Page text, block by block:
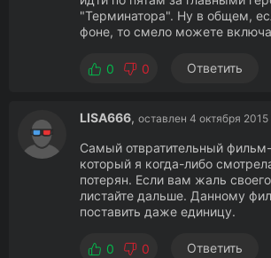
"Терминатора". Ну в общем,
фоне, то смело можете
0 0 Ответить
LISA666, оставлен 4 октября 2015
Самый отвратительный
который я когда-либо
потерян. Если вам жаль
листайте дальше. Данному
поставить даже единицу.
0 0 Ответить